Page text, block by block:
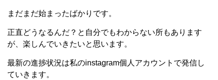
まだまだ始まったばかりです。
正直どうなるんだ？と自分でもわからない所もあります
が、楽しんでいきたいと思います。
最新の進捗状況は私のinstagram個人アカウントで発信し
ていきます。